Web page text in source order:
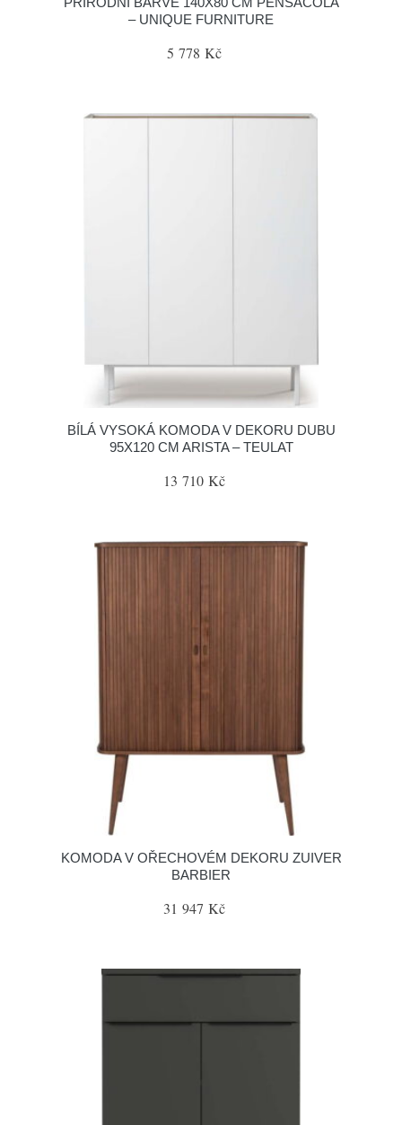
– UNIQUE FURNITURE
5 778 Kč
BÍLÁ VYSOKÁ KOMODA V DEKORU DUBU
95X120 CM ARISTA – TEULAT
13 710 Kč
KOMODA V OŘECHOVÉM DEKORU ZUIVER
BARBIER
31 947 Kč